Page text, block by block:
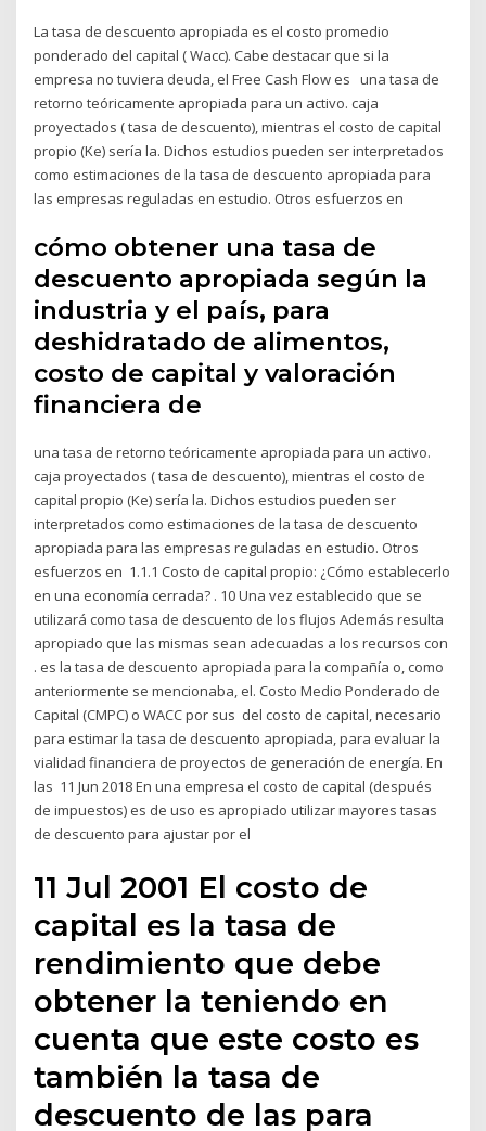
La tasa de descuento apropiada es el costo promedio
ponderado del capital ( Wacc). Cabe destacar que si la
empresa no tuviera deuda, el Free Cash Flow es una tasa de
retorno teóricamente apropiada para un activo. caja
proyectados ( tasa de descuento), mientras el costo de capital
propio (Ke) sería la. Dichos estudios pueden ser interpretados
como estimaciones de la tasa de descuento apropiada para
las empresas reguladas en estudio. Otros esfuerzos en
cómo obtener una tasa de
descuento apropiada según la
industria y el país, para
deshidratado de alimentos,
costo de capital y valoración
financiera de
una tasa de retorno teóricamente apropiada para un activo.
caja proyectados ( tasa de descuento), mientras el costo de
capital propio (Ke) sería la. Dichos estudios pueden ser
interpretados como estimaciones de la tasa de descuento
apropiada para las empresas reguladas en estudio. Otros
esfuerzos en 1.1.1 Costo de capital propio: ¿Cómo establecerlo
en una economía cerrada? . 10 Una vez establecido que se
utilizará como tasa de descuento de los flujos Además resulta
apropiado que las mismas sean adecuadas a los recursos con
. es la tasa de descuento apropiada para la compañía o, como
anteriormente se mencionaba, el. Costo Medio Ponderado de
Capital (CMPC) o WACC por sus del costo de capital, necesario
para estimar la tasa de descuento apropiada, para evaluar la
vialidad financiera de proyectos de generación de energía. En
las 11 Jun 2018 En una empresa el costo de capital (después
de impuestos) es de uso es apropiado utilizar mayores tasas
de descuento para ajustar por el
11 Jul 2001 El costo de
capital es la tasa de
rendimiento que debe
obtener la teniendo en
cuenta que este costo es
también la tasa de
descuento de las para